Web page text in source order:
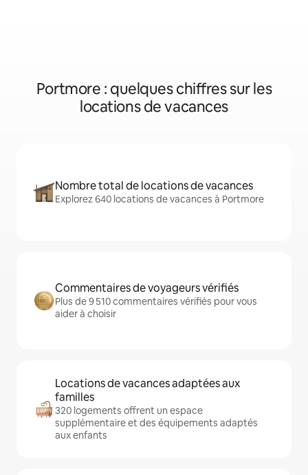
Portmore : quelques chiffres sur les
locations de vacances
Nombre total de locations de vacances
Explorez 640 locations de vacances à Portmore
Commentaires de voyageurs vérifiés
Plus de 9 510 commentaires vérifiés pour vous
aider à choisir
Locations de vacances adaptées aux
familles
320 logements offrent un espace
supplémentaire et des équipements adaptés
aux enfants